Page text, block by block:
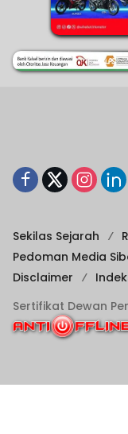
Sekilas Sejarah
Pedoman Media
Disclaimer
Sertifikat Dewan